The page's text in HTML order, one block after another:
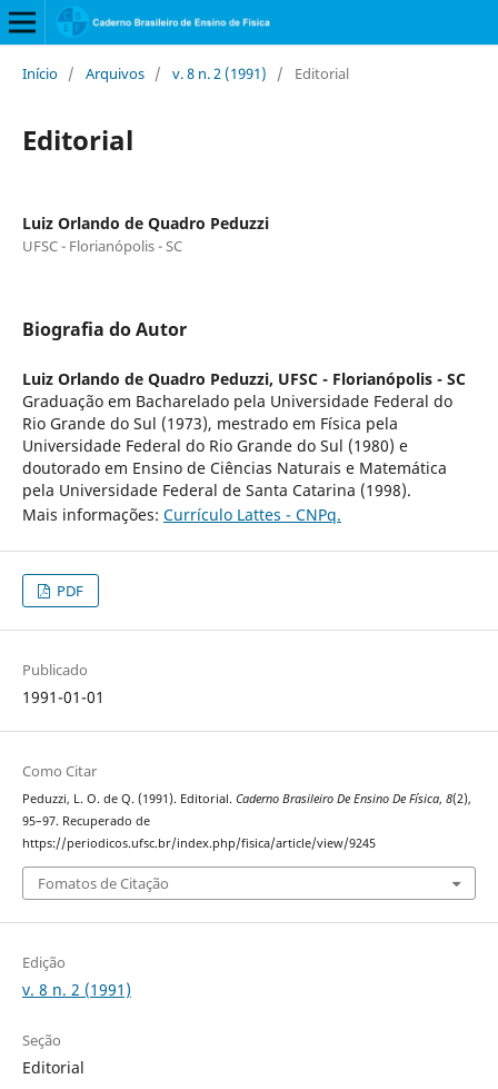
Início / Arquivos / v. 8 n. 2 (1991) / Editorial
Editorial
Luiz Orlando de Quadro Peduzzi
UFSC - Florianópolis - SC
Biografia do Autor
Luiz Orlando de Quadro Peduzzi, UFSC - Florianópolis - SC
Graduação em Bacharelado pela Universidade Federal do
Rio Grande do Sul (1973), mestrado em Física pela
Universidade Federal do Rio Grande do Sul (1980) e
doutorado em Ensino de Ciências Naturais e Matemática
pela Universidade Federal de Santa Catarina (1998).
Mais informações: Currículo Lattes - CNPq.
PDF
Publicado
1991-01-01
Como Citar
Peduzzi, L. O. de Q. (1991). Editorial. Caderno Brasileiro De Ensino De Física, 8(2),
95–97. Recuperado de
https://periodicos.ufsc.br/index.php/fisica/article/view/9245
Fomatos de Citação
Edição
v. 8 n. 2 (1991)
Seção
Editorial